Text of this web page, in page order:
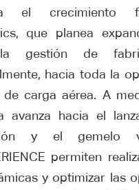
el crecimiento
que planea
gestión de
hacia toda la
carga aérea. A
avanza hacia el
y el gemelo
permiten
y optimizar las